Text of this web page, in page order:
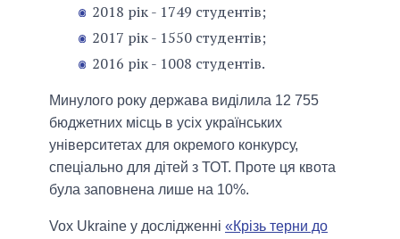
2018 рік - 1749 студентів;
2017 рік - 1550 студентів;
2016 рік - 1008 студентів.
Минулого року держава виділила 12 755
бюджетних місць в усіх українських
університетах для окремого конкурсу,
спеціально для дітей з ТОТ. Проте ця квота
була заповнена лише на 10%.
Vox Ukraine у дослідженні «Крізь терни до